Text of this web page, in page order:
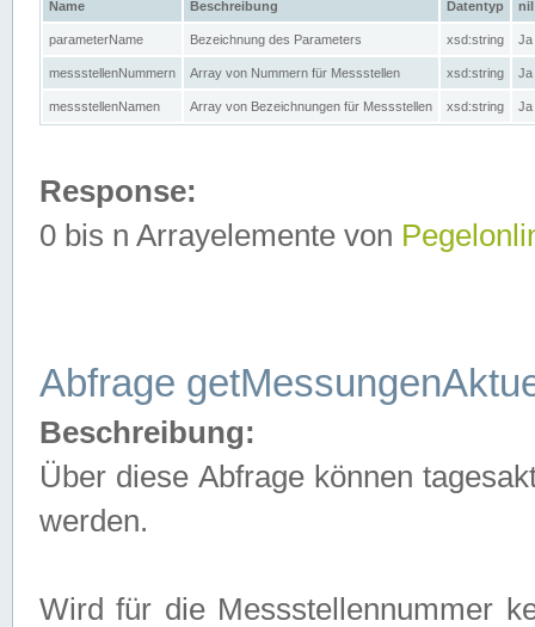
Name Beschreibung Datentyp nil
parameterName Bezeichnung des Parameters xsd:string Ja
messstellenNummern Array von Nummern für Messstellen xsd:string Ja
messstellenNamen Array von Bezeichnungen für Messstellen xsd:string Ja
Response:
0 bis n Arrayelemente von
Abfrage
Beschreibung:
Über diese Abfrage können
werden.
Wird für die Messstellennummer